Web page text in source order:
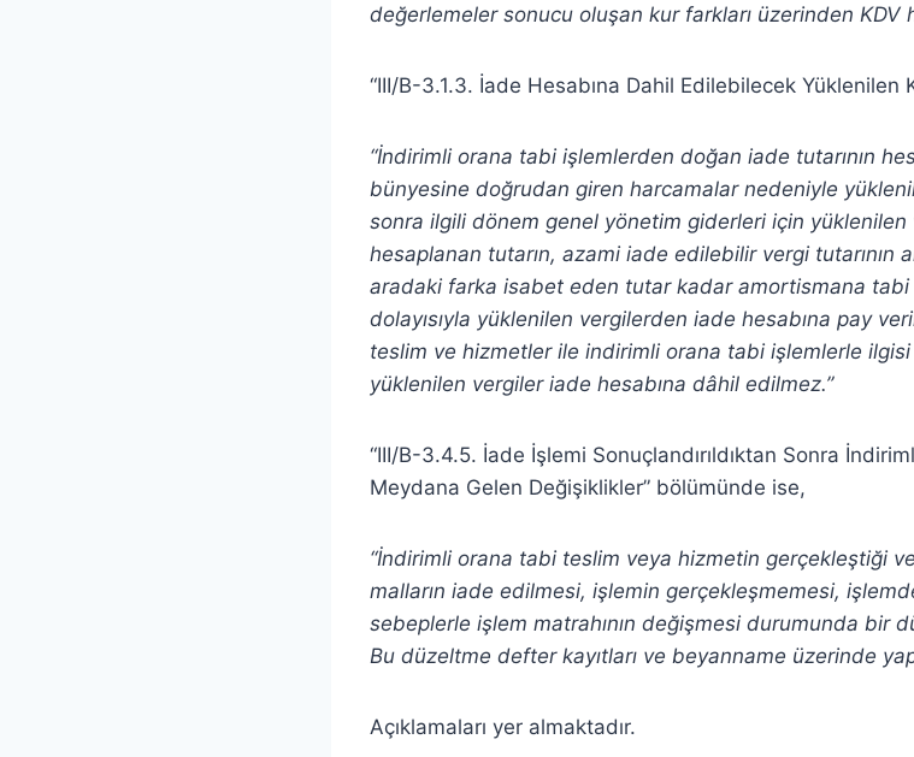
değerlemeler sonucu oluşan kur farkları üzerinden KDV
“III/B-3.1.3. İade Hesabına Dahil Edilebilecek Yüklenilen
“İndirimli orana tabi işlemlerden doğan iade tutarının
bünyesine doğrudan giren harcamalar nedeniyle
sonra ilgili dönem genel yönetim giderleri için
hesaplanan tutarın, azami iade edilebilir vergi tutarının
aradaki farka isabet eden tutar kadar amortismana tabi
dolayısıyla yüklenilen vergilerden iade hesabına pay
teslim ve hizmetler ile indirimli orana tabi işlemlerle ilgisi
yüklenilen vergiler iade hesabına dâhil edilmez.”
“III/B-3.4.5. İade İşlemi Sonuçlandırıldıktan Sonra
Meydana Gelen Değişiklikler” bölümünde ise,
“İndirimli orana tabi teslim veya hizmetin gerçekleştiği
malların iade edilmesi, işlemin gerçekleşmemesi,
sebeplerle işlem matrahının değişmesi durumunda bir
Bu düzeltme defter kayıtları ve beyanname üzerinde
Açıklamaları yer almaktadır.